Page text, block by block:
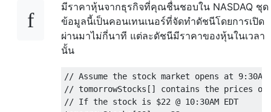
มีราคาหุ้นจากธุรกิจที่คุณชื่นชอบใน NASDAQ ชุด
ข้อมูลนี้เป็นคอนเทนเนอร์ที่จัดทำดัชนีโดยการเปิด
ผ่านมาไม่กี่นาที แต่ละดัชนีมีราคาของหุ้นในเวลา
นั้น
// Assume the stock market opens at 9:30AM
// tomorrowStocks[] contains the prices
// If the stock is $22 @ 10:30AM EDT